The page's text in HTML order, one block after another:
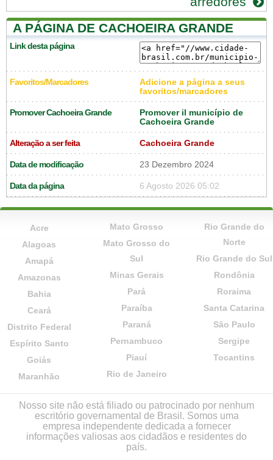
A PÁGINA DE CACHOEIRA GRANDE
Link desta página
Favoritos/Marcadores
Adicione a página a seus
favoritos/marcadores
Promover Cachoeira Grande
Promover il município de
Cachoeira Grande
Alteração a ser feita Cachoeira Grande
Data de modificação 23 Dezembro 2024
Data da página 6 Agosto 2026 05:02
Acre
Alagoas
Amapá
Amazonas
Bahia
Ceará
Distrito Federal
Espírito Santo
Goiás
Maranhão
Mato Grosso
Mato Grosso do
Sul
Minas Gerais
Pará
Paraíba
Paraná
Pernambuco
Piauí
Rio de Janeiro
Rio Grande do
Norte
Rio Grande do Sul
Rondônia
Roraima
Santa Catarina
São Paulo
Sergipe
Tocantins
Nosso site não está filiado ou patrocinado por nenhum
escritório governamental de Brasil. Somos uma
empresa independente dedicada a fornecer
informações valiosas aos cidadãos e residentes do
país.